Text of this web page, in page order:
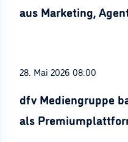
aus Marketing,
28. Mai 2026 08:00
dfv Mediengruppe
als